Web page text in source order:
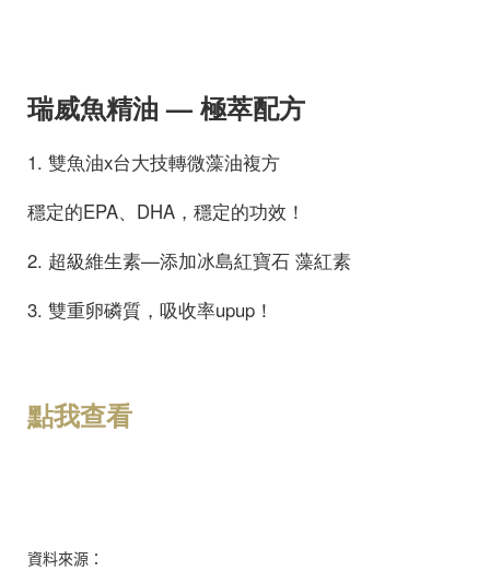
瑞威魚精油 — 極萃配方
1. 雙魚油x台大技轉微藻油複方
穩定的EPA、DHA，穩定的功效！
2. 超級維生素—添加冰島紅寶石 藻紅素
3. 雙重卵磷質，吸收率upup！
點我查看
資料來源：